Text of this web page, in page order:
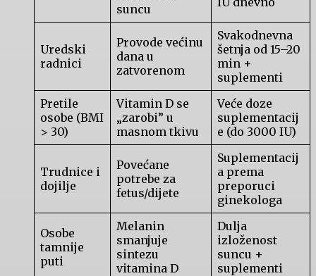
suncu
Uredski
radnici
Provode većinu
dana u
zatvorenom
Svakodnevna
šetnja od 15–20
min +
suplementi
Pretile
osobe (BMI
> 30)
Vitamin D se
„zarobi” u
masnom tkivu
Veće doze
suplementacij
e (do 3000 IU)
Trudnice i
dojilje
Povećane
potrebe za
fetus/dijete
Suplementacij
a prema
preporuci
ginekologa
Osobe
tamnije
puti
Melanin
smanjuje
sintezu
vitamina D
Dulja
izloženost
suncu +
suplementi